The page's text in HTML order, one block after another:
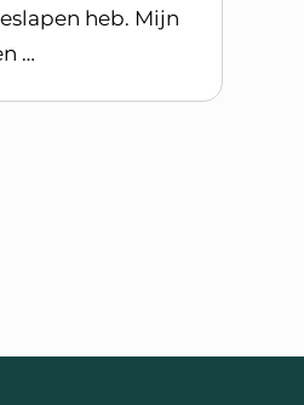
heb. Mijn
…